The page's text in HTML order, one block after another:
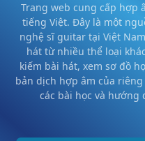
Trang web cung cấp hợp
tiếng Việt. Đây là một
nghệ sĩ guitar tại Việt
hát từ nhiều thể loại
kiếm bài hát, xem sơ đồ
bản dịch hợp âm của
các bài học và